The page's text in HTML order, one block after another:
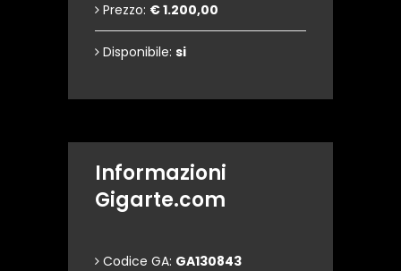
Prezzo: € 1.200,00
Disponibile: si
Informazioni
Gigarte.com
Codice GA: GA130843